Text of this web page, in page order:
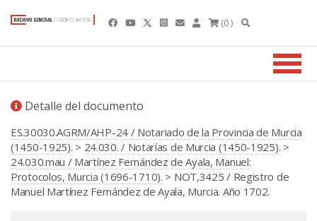
(0 )
Detalle del documento
ES.30030.AGRM/AHP-24 / Notariado de la Provincia de Murcia
(1450-1925). > 24.030. / Notarías de Murcia (1450-1925). >
24.030.mau / Martínez Fernández de Ayala, Manuel:
Protocolos, Murcia (1696-1710). > NOT,3425 / Registro de
Manuel Martínez Fernández de Ayala, Murcia. Año 1702.